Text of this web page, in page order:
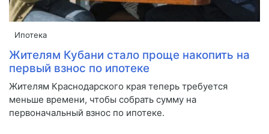
Ипотека
Жителям Кубани стало проще накопить на
первый взнос по ипотеке
Жителям Краснодарского края теперь требуется
меньше времени, чтобы собрать сумму на
первоначальный взнос по ипотеке.